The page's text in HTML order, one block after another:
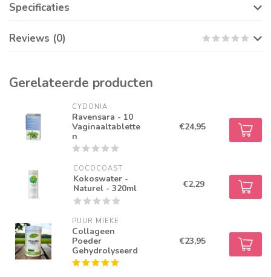
Specificaties
Reviews (0)
Gerelateerde producten
CYDONIA
Ravensara - 10
Vaginaaltablette
n
€24,95
COCOCOAST
Kokoswater -
Naturel - 320ml
€2,29
PUUR MIEKE
Collageen
Poeder
Gehydrolyseerd
€23,95